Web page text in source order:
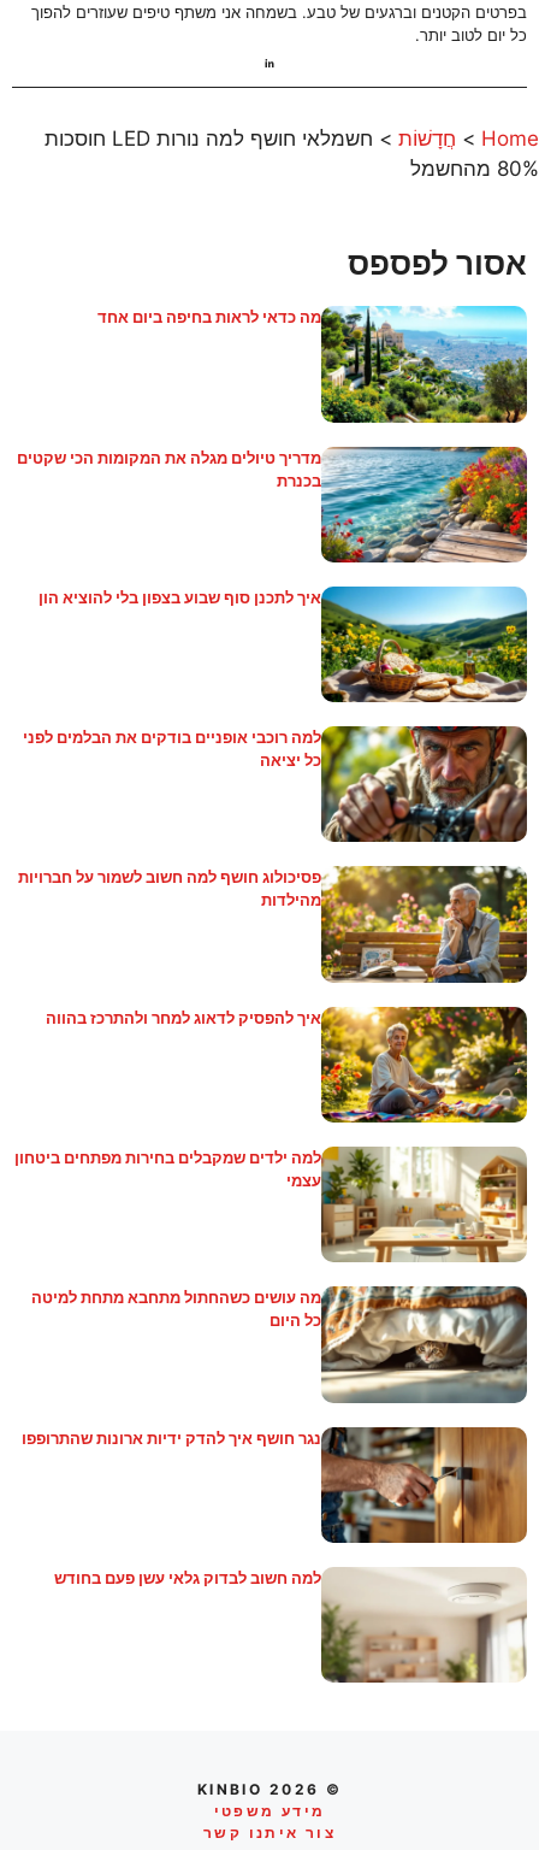
בפרטים הקטנים וברגעים של טבע. בשמחה אני משתף טיפים שעוזרים להפוך
כל יום לטוב יותר.
Home
> חֲדָשׁוֹת >
חשמלאי חושף למה נורות LED חוסכות
80% מהחשמל
אסור לפספס
מה כדאי לראות בחיפה ביום אחד
מדריך טיולים מגלה את המקומות הכי שקטים
בכנרת
איך לתכנן סוף שבוע בצפון בלי להוציא הון
למה רוכבי אופניים בודקים את הבלמים לפני
כל יציאה
פסיכולוג חושף למה חשוב לשמור על חברויות
מהילדות
איך להפסיק לדאוג למחר ולהתרכז בהווה
למה ילדים שמקבלים בחירות מפתחים ביטחון
עצמי
מה עושים כשהחתול מתחבא מתחת למיטה
כל היום
נגר חושף איך להדק ידיות ארונות שהתרופפו
למה חשוב לבדוק גלאי עשן פעם בחודש
© 2026 KINBIO
מידע משפטי
צור איתנו קשר